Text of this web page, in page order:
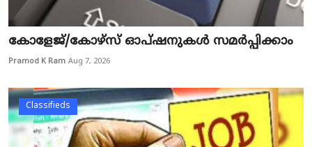
കോളേജ്/കോഴ്‌സ് ഓപ്ഷനുകൾ സമർപ്പിക്കാം
Pramod K Ram Aug 7, 2026
Classifieds